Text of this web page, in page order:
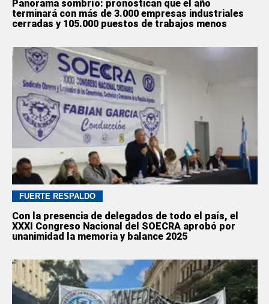
Panorama sombrío: pronostican que el año
terminará con más de 3.000 empresas industriales
cerradas y 105.000 puestos de trabajos menos
FUERTE RESPALDO
Con la presencia de delegados de todo el país, el
XXXI Congreso Nacional del SOECRA aprobó por
unanimidad la memoria y balance 2025